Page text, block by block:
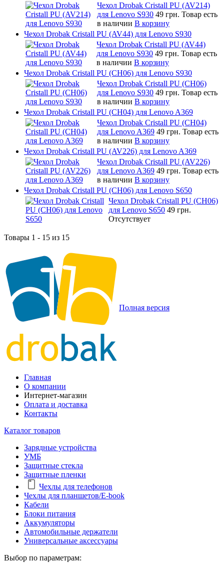
Чехол Drobak Cristall PU (AV214)
для Lenovo S930 49 грн. Товар есть
в наличии В корзину
Чехол Drobak Cristall PU (AV44) для Lenovo S930
Чехол Drobak Cristall PU (AV44)
для Lenovo S930 49 грн. Товар есть
в наличии В корзину
Чехол Drobak Cristall PU (CH06) для Lenovo S930
Чехол Drobak Cristall PU (CH06)
для Lenovo S930 49 грн. Товар есть
в наличии В корзину
Чехол Drobak Cristall PU (CH04) для Lenovo A369
Чехол Drobak Cristall PU (CH04)
для Lenovo A369 49 грн. Товар есть
в наличии В корзину
Чехол Drobak Cristall PU (AV226) для Lenovo A369
Чехол Drobak Cristall PU (AV226)
для Lenovo A369 49 грн. Товар есть
в наличии В корзину
Чехол Drobak Cristall PU (CH06) для Lenovo S650
Чехол Drobak Cristall PU (CH06)
для Lenovo S650 49 грн.
Отсутствует
Товары 1 - 15 из 15
Полная версия
Главная
О компании
Интернет-магазин
Оплата и доставка
Контакты
Каталог товаров
Зарядные устройства
УМБ
Защитные стекла
Защитные пленки
Чехлы для телефонов
Чехлы для планшетов/E-book
Кабели
Блоки питания
Аккумуляторы
Автомобильные держатели
Универсальные аксессуары
Выбор по параметрам: